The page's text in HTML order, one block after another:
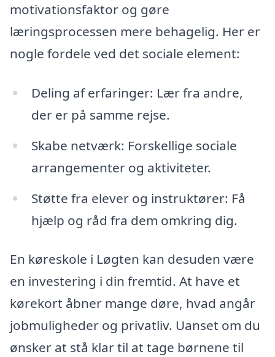
motivationsfaktor og gøre
læringsprocessen mere behagelig. Her er
nogle fordele ved det sociale element:
Deling af erfaringer: Lær fra andre,
der er på samme rejse.
Skabe netværk: Forskellige sociale
arrangementer og aktiviteter.
Støtte fra elever og instruktører: Få
hjælp og råd fra dem omkring dig.
En køreskole i Løgten kan desuden være
en investering i din fremtid. At have et
kørekort åbner mange døre, hvad angår
jobmuligheder og privatliv. Uanset om du
ønsker at stå klar til at tage børnene til